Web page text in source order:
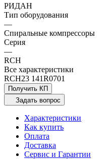
РИДАН
Тип оборудования
—
Спиральные компрессоры
Серия
—
RCH
Все характеристики
RCH23 141R0701
Получить КП
Задать вопрос
Характеристики
Как купить
Оплата
Доставка
Сервис и Гарантии